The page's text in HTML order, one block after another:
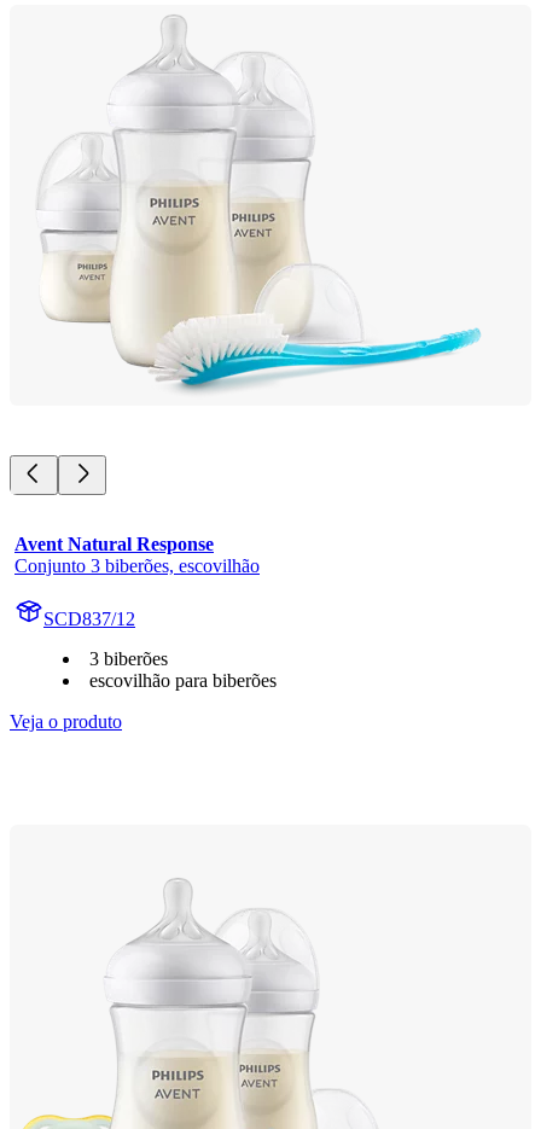
Avent Natural Response
Conjunto 3 biberões, escovilhão
SCD837/12
3 biberões
escovilhão para biberões
Veja o produto